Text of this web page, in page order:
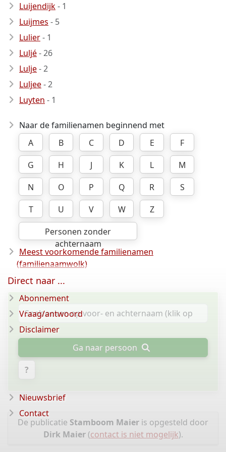
Luijendijk- 1
Luijmes - 5
Lulier- 1
Luljé- 26
Lulje- 2
Luljee- 2
Luyten - 1
Naar de familienamen beginnend met
A
B C D E
F
G
H J K L
M
N
O P Q R
S
T
U V W
Z
Personen zonder
achternaam
Meest voorkomende familienamen
(familienaamwolk)
Ga naar persoon
?
De publicatie Stamboom Maier is opgesteld door
Dirk Maier(contact is niet mogelijk).
Direct naar ...
Abonnement
Vraag/antwoord
Disclaimer
Nieuwsbrief
Contact